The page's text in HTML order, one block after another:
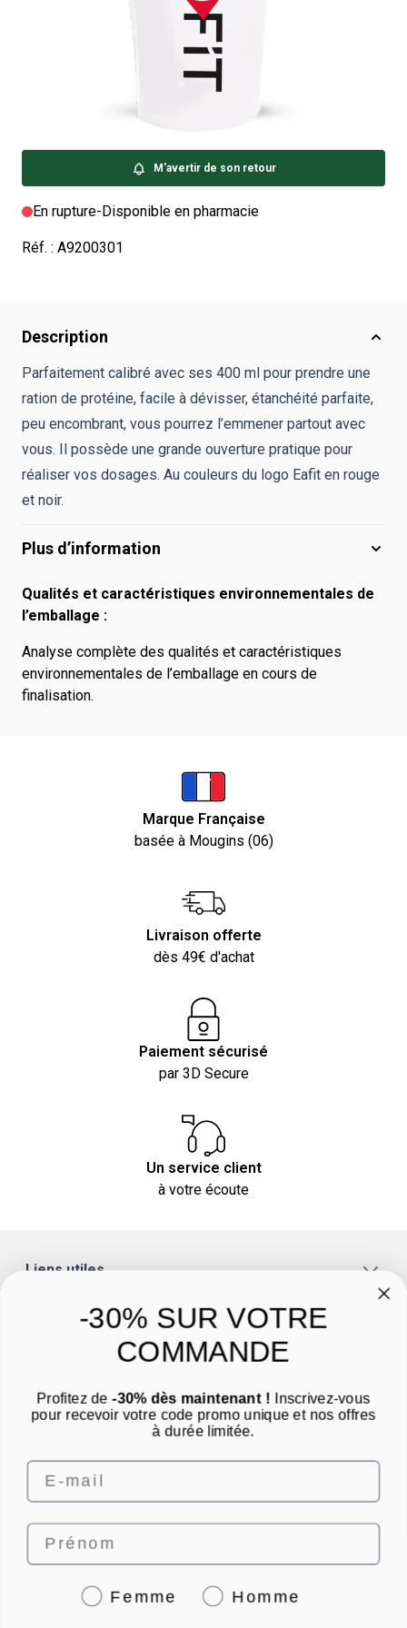
Nous sommes désolés, mais le produit que vous
recherchez est actuellement victime de son succès. Il
sera de retour très bientôt !
Si vous possédez un compte client, vous pouvez être
M'avertir de son retour
En rupture-Disponible en pharmacie
Réf. : A9200301
Description
Parfaitement calibré avec ses 400 ml pour prendre une
ration de protéine, facile à dévisser, étanchéité parfaite,
peu encombrant, vous pourrez l’emmener partout avec
vous. Il possède une grande ouverture pratique pour
réaliser vos dosages. Au couleurs du logo Eafit en rouge
et noir.
Plus d’information
Qualités et caractéristiques environnementales de
l’emballage :
Analyse complète des qualités et caractéristiques
environnementales de l’emballage en cours de
finalisation.
Marque Française
basée à Mougins (06)
Livraison offerte
dès 49€ d'achat
Paiement sécurisé
par 3D Secure
Un service client
à votre écoute
Liens utiles
Nous contacter par email
-30% SUR VOTRE
COMMANDE
Profitez de -30% dès maintenant ! Inscrivez-vous
pour recevoir votre code promo unique et nos offres
à durée limitée.
Email
Prénom
GenreFemme Homme